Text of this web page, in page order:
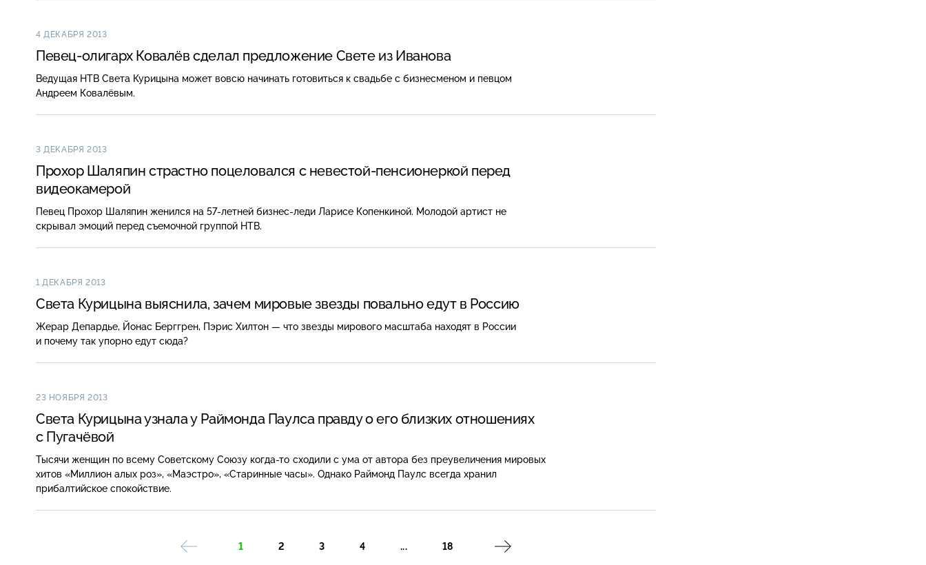
4 ДЕКАБРЯ 2013
Певец-олигархКовалёв сделал предложение Свете из Иванова
Ведущая НТВ Света Курицына может вовсю начинать готовиться к свадьбе с бизнесменом и певцом
Андреем Ковалёвым.
3 ДЕКАБРЯ 2013
Прохор Шаляпин страстно поцеловался с невестой-пенсионеркой перед
видеокамерой
Певец Прохор Шаляпин женился на 57-летней бизнес-леди Ларисе Копенкиной. Молодой артист не
скрывал эмоций перед съемочной группой НТВ.
1 ДЕКАБРЯ 2013
Света Курицына выяснила, зачем мировые звезды повально едут в Россию
Жерар Депардье, Йонас Берггрен, Пэрис Хилтон — что звезды мирового масштаба находят в России
и почему так упорно едут сюда?
23 НОЯБРЯ 2013
Света Курицына узнала у Раймонда Паулса правду о его близких отношениях
с Пугачёвой
Тысячи женщин по всему Советскому Союзу когда-то сходили с ума от автора без преувеличения мировых
хитов «Миллион алых роз», «Маэстро», «Старинные часы». Однако Раймонд Паулс всегда хранил
прибалтийское спокойствие.
1 2 3 4 ... 18